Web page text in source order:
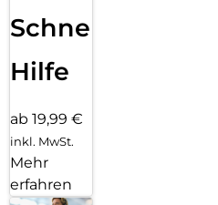
Schnelle
Hilfe
ab 19,99 €
inkl. MwSt.
Mehr
erfahren